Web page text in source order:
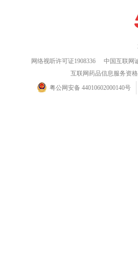
网络视听许可证1908336
中国互联网
互联网药品信息服务资
粤公网安备 44010602000140号